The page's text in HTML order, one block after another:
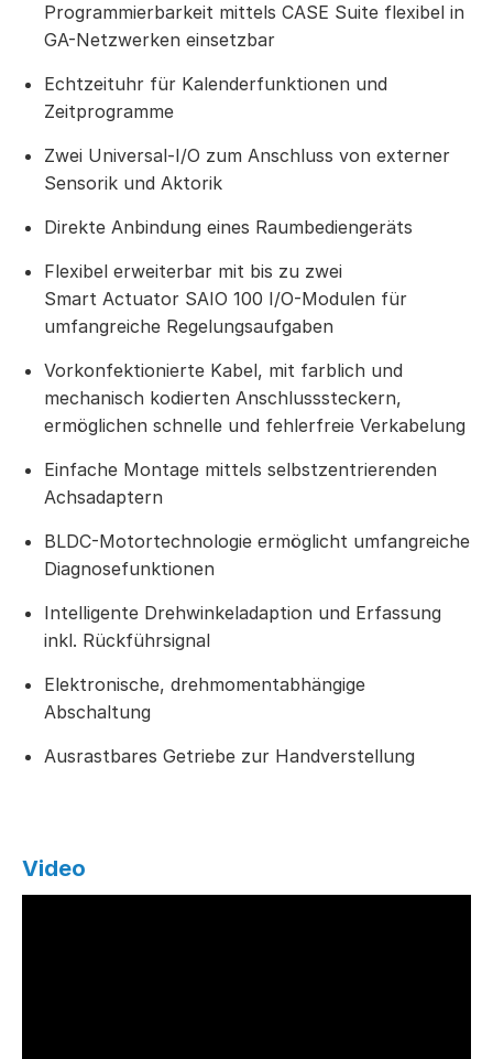
Programmierbarkeit mittels CASE Suite flexibel in
GA-Netzwerken einsetzbar
Echtzeituhr für Kalenderfunktionen und
Zeitprogramme
Zwei Universal-I/O zum Anschluss von externer
Sensorik und Aktorik
Direkte Anbindung eines Raumbediengeräts
Flexibel erweiterbar mit bis zu zwei
Smart Actuator SAIO 100 I/O-Modulen für
umfangreiche Regelungsaufgaben
Vorkonfektionierte Kabel, mit farblich und
mechanisch kodierten Anschlusssteckern,
ermöglichen schnelle und fehlerfreie Verkabelung
Einfache Montage mittels selbstzentrierenden
Achsadaptern
BLDC-Motortechnologie ermöglicht umfangreiche
Diagnosefunktionen
Intelligente Drehwinkeladaption und Erfassung
inkl. Rückführsignal
Elektronische, drehmomentabhängige
Abschaltung
Ausrastbares Getriebe zur Handverstellung
Video